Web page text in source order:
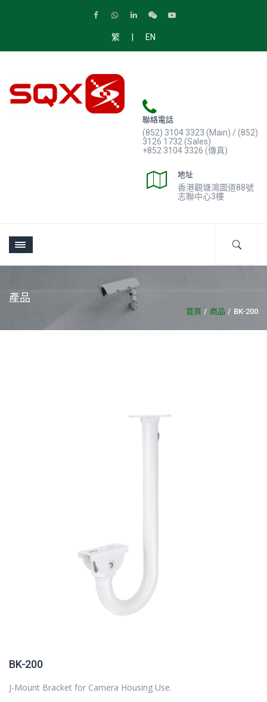
繁 | EN
聯絡電話
(852) 3104 3323 (Main) / (852)
3126 1732 (Sales)
+852 3104 3326 (傳真)
地址
香港觀塘鴻圖道88號
志聯中心3樓
產品
首頁 商品 BK-200
BK-200
J-Mount Bracket for Camera Housing Use.